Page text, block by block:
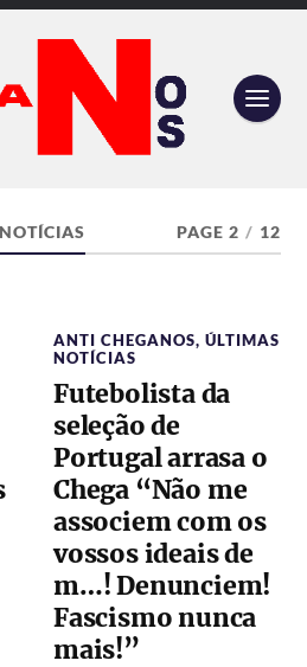
PAGE 2 / 12
ANTI CHEGANOS,ÚLTIMAS
NOTÍCIAS
Futebolista da
seleção de
Portugal arrasa o
Chega “Não me
associem com os
vossos ideais de
m…! Denunciem!
Fascismo nunca
mais!”